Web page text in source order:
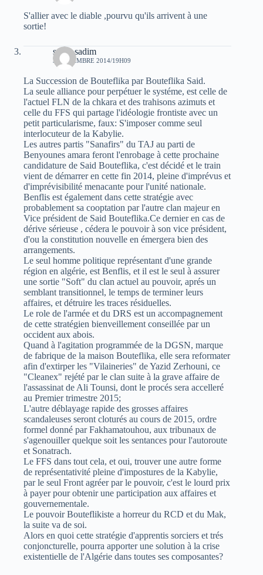
S'allier avec le diable ,pourvu qu'ils arrivent à une
sortie!
sarah sadim
3 NOVEMBRE 2014/19H09
La Succession de Bouteflika par Bouteflika Said.
La seule alliance pour perpétuer le systéme, est celle de
l'actuel FLN de la chkara et des trahisons azimuts et
celle du FFS qui partage l'idéologie frontiste avec un
petit particularisme, faux: S'imposer comme seul
interlocuteur de la Kabylie.
Les autres partis "Sanafirs" du TAJ au parti de
Benyounes amara feront l'enrobage à cette prochaine
candidature de Said Bouteflika, c'est décidé et le train
vient de démarrer en cette fin 2014, pleine d'imprévus et
d'imprévisibilité menacante pour l'unité nationale.
Benflis est également dans cette stratégie avec
probablement sa cooptation par l'autre clan majeur en
Vice président de Said Bouteflika.Ce dernier en cas de
dérive sérieuse , cédera le pouvoir à son vice président,
d'ou la constitution nouvelle en émergera bien des
arrangements.
Le seul homme politique représentant d'une grande
région en algérie, est Benflis, et il est le seul à assurer
une sortie "Soft" du clan actuel au pouvoir, aprés un
semblant transitionnel, le temps de terminer leurs
affaires, et détruire les traces résiduelles.
Le role de l'armée et du DRS est un accompagnement
de cette stratégien bienveillement conseillée par un
occident aux abois.
Quand à l'agitation programmée de la DGSN, marque
de fabrique de la maison Bouteflika, elle sera reformater
afin d'extirper les "Vilaineries" de Yazid Zerhouni, ce
"Cleanex" rejété par le clan suite à la grave affaire de
l'assassinat de Ali Tounsi, dont le procés sera accelleré
au Premier trimestre 2015;
L'autre déblayage rapide des grosses affaires
scandaleuses seront cloturés au cours de 2015, ordre
formel donné par Fakhamatouhou, aux tribunaux de
s'agenouiller quelque soit les sentances pour l'autoroute
et Sonatrach.
Le FFS dans tout cela, et oui, trouver une autre forme
de représentativité pleine d'impostures de la Kabylie,
par le seul Front agréer par le pouvoir, c'est le lourd prix
à payer pour obtenir une participation aux affaires et
gouvernementale.
Le pouvoir Bouteflikiste a horreur du RCD et du Mak,
la suite va de soi.
Alors en quoi cette stratégie d'apprentis sorciers et trés
conjoncturelle, pourra apporter une solution à la crise
existentielle de l'Algérie dans toutes ses composantes?